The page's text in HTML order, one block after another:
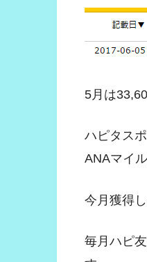
5月は
ハピタス
ANAマイ
今月獲得
毎月ハピ